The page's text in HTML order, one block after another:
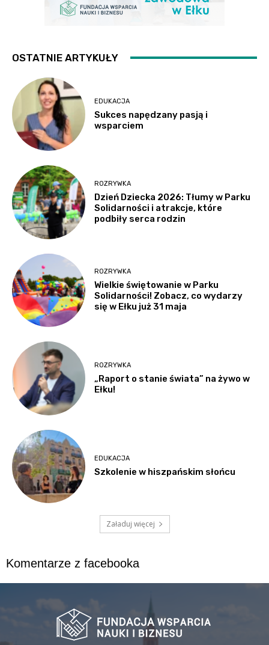
OSTATNIE ARTYKUŁY
EDUKACJA
Sukces napędzany pasją i
wsparciem
ROZRYWKA
Dzień Dziecka 2026: Tłumy w Parku
Solidarności i atrakcje, które
podbiły serca rodzin
ROZRYWKA
Wielkie świętowanie w Parku
Solidarności! Zobacz, co wydarzy
się w Ełku już 31 maja
ROZRYWKA
„Raport o stanie świata” na żywo w
Ełku!
EDUKACJA
Szkolenie w hiszpańskim słońcu
Załaduj więcej
Komentarze z facebooka